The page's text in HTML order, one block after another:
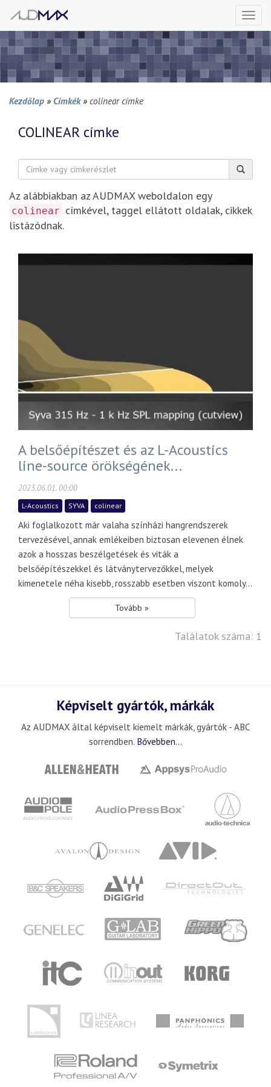
Kezdőlap » Címkék » colinear címke
COLINEAR címke
Keresés:
Az alábbiakban az AUDMAX weboldalon egy
colinear címkével, taggel ellátott oldalak, cikkek
listázódnak.
A belsőépítészet és az L-Acoustics
line-source örökségének...
2023.06.01. 00:00
L-Acoustics SYVA colinear
Aki foglalkozott már valaha színházi hangrendszerek
tervezésével, annak emlékeiben biztosan elevenen élnek
azok a hosszas beszélgetések és viták a
belsőépítészekkel és látványtervezőkkel, melyek
kimenetele néha kisebb, rosszabb esetben viszont komoly...
Tovább »
Találatok száma: 1
Képviselt gyártók, márkák
Az AUDMAX által képviselt kiemelt márkák, gyártók - ABC
sorrendben. Bővebben...